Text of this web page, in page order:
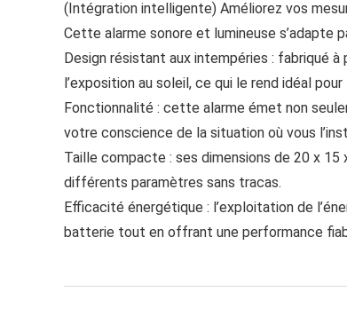
(Intégration intelligente) Améliorez vos
Cette alarme sonore et lumineuse s’adapte
Design résistant aux intempéries : fabriqué
l’exposition au soleil, ce qui le rend idéal
Fonctionnalité : cette alarme émet non
votre conscience de la situation où vous
Taille compacte : ses dimensions de 20 x
différents paramètres sans tracas.
Efficacité énergétique : l’exploitation de
batterie tout en offrant une performance